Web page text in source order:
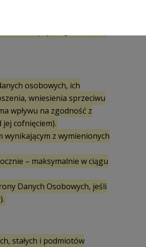
pocztowe,
Europejskiego Obszaru
osobowych, ich
wniesienia sprzeciwu
wpływu na zgodność z
cofnięciem).
z wymienionych
– maksymalnie w ciągu
Danych Osobowych, jeśli
stałych i podmiotów